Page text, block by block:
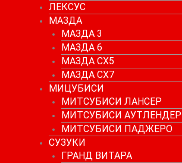
ЛЕКСУС
МАЗДА
МАЗДА 3
МАЗДА 6
МАЗДА СХ5
МАЗДА СХ7
МИЦУБИСИ
МИТСУБИСИ ЛАНСЕР
МИТСУБИСИ АУТЛЕНДЕР
МИТСУБИСИ ПАДЖЕРО
СУЗУКИ
ГРАНД ВИТАРА